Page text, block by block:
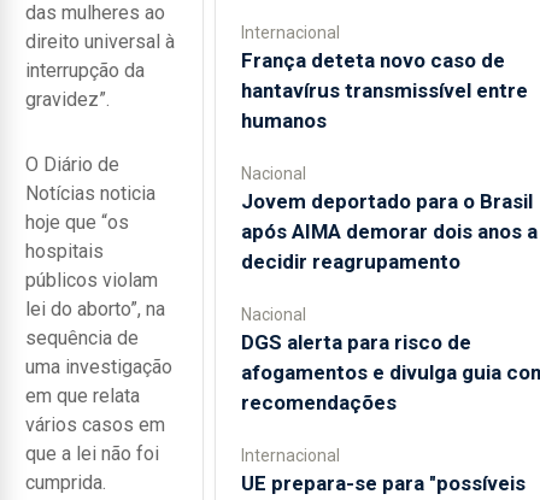
das mulheres ao
direito universal à
interrupção da
gravidez”.
O Diário de
Notícias noticia
hoje que “os
hospitais
públicos violam
lei do aborto”, na
sequência de
uma investigação
em que relata
vários casos em
que a lei não foi
cumprida.
Internacional
França deteta novo caso de
hantavírus transmissível entre
humanos
Nacional
Jovem deportado para o Brasil
após AIMA demorar dois anos a
decidir reagrupamento
Nacional
DGS alerta para risco de
afogamentos e divulga guia
recomendações
Internacional
UE prepara-se para "possíveis